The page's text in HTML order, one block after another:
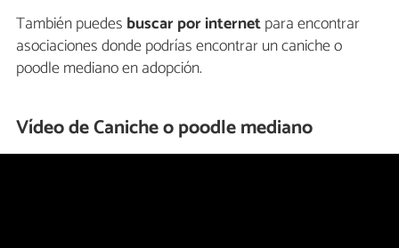
También puedes buscar por internetpara encontrar
asociaciones donde podrías encontrar un caniche o
poodle mediano en adopción.
Vídeo de Caniche o poodle mediano